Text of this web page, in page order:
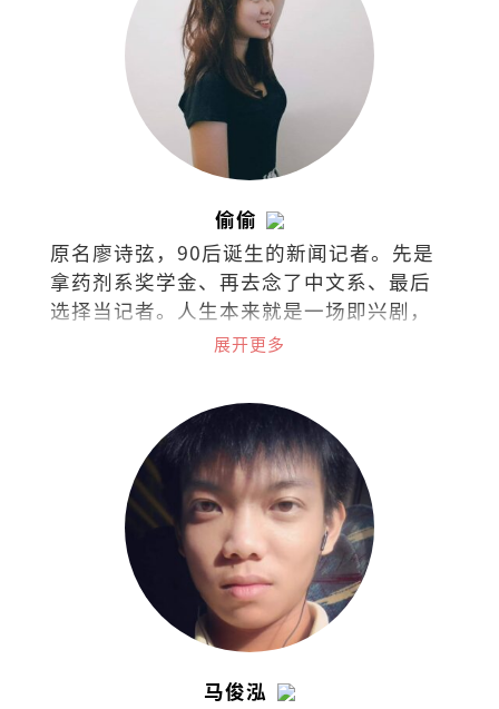
偷偷
原名廖诗弦，90后诞生的新闻记者。先是
拿药剂系奖学金、再去念了中文系、最后
选择当记者。人生本来就是一场即兴剧，
无需固定脚本，只需勇气和创造力。
展开更多
马俊泓